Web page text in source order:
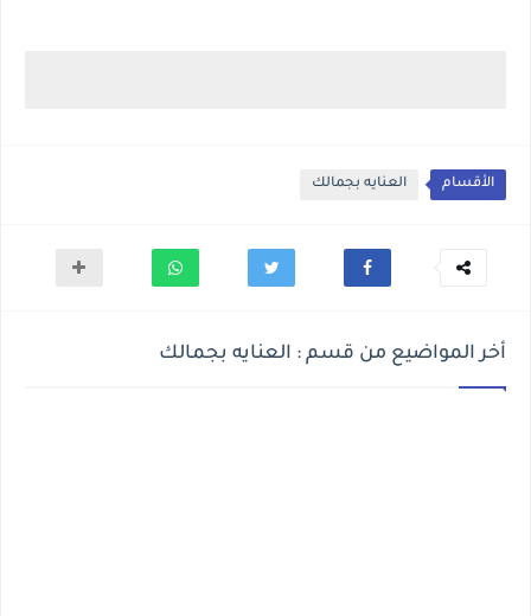
الأقسام العنايه بجمالك
أخر المواضيع من قسم : العنايه بجمالك